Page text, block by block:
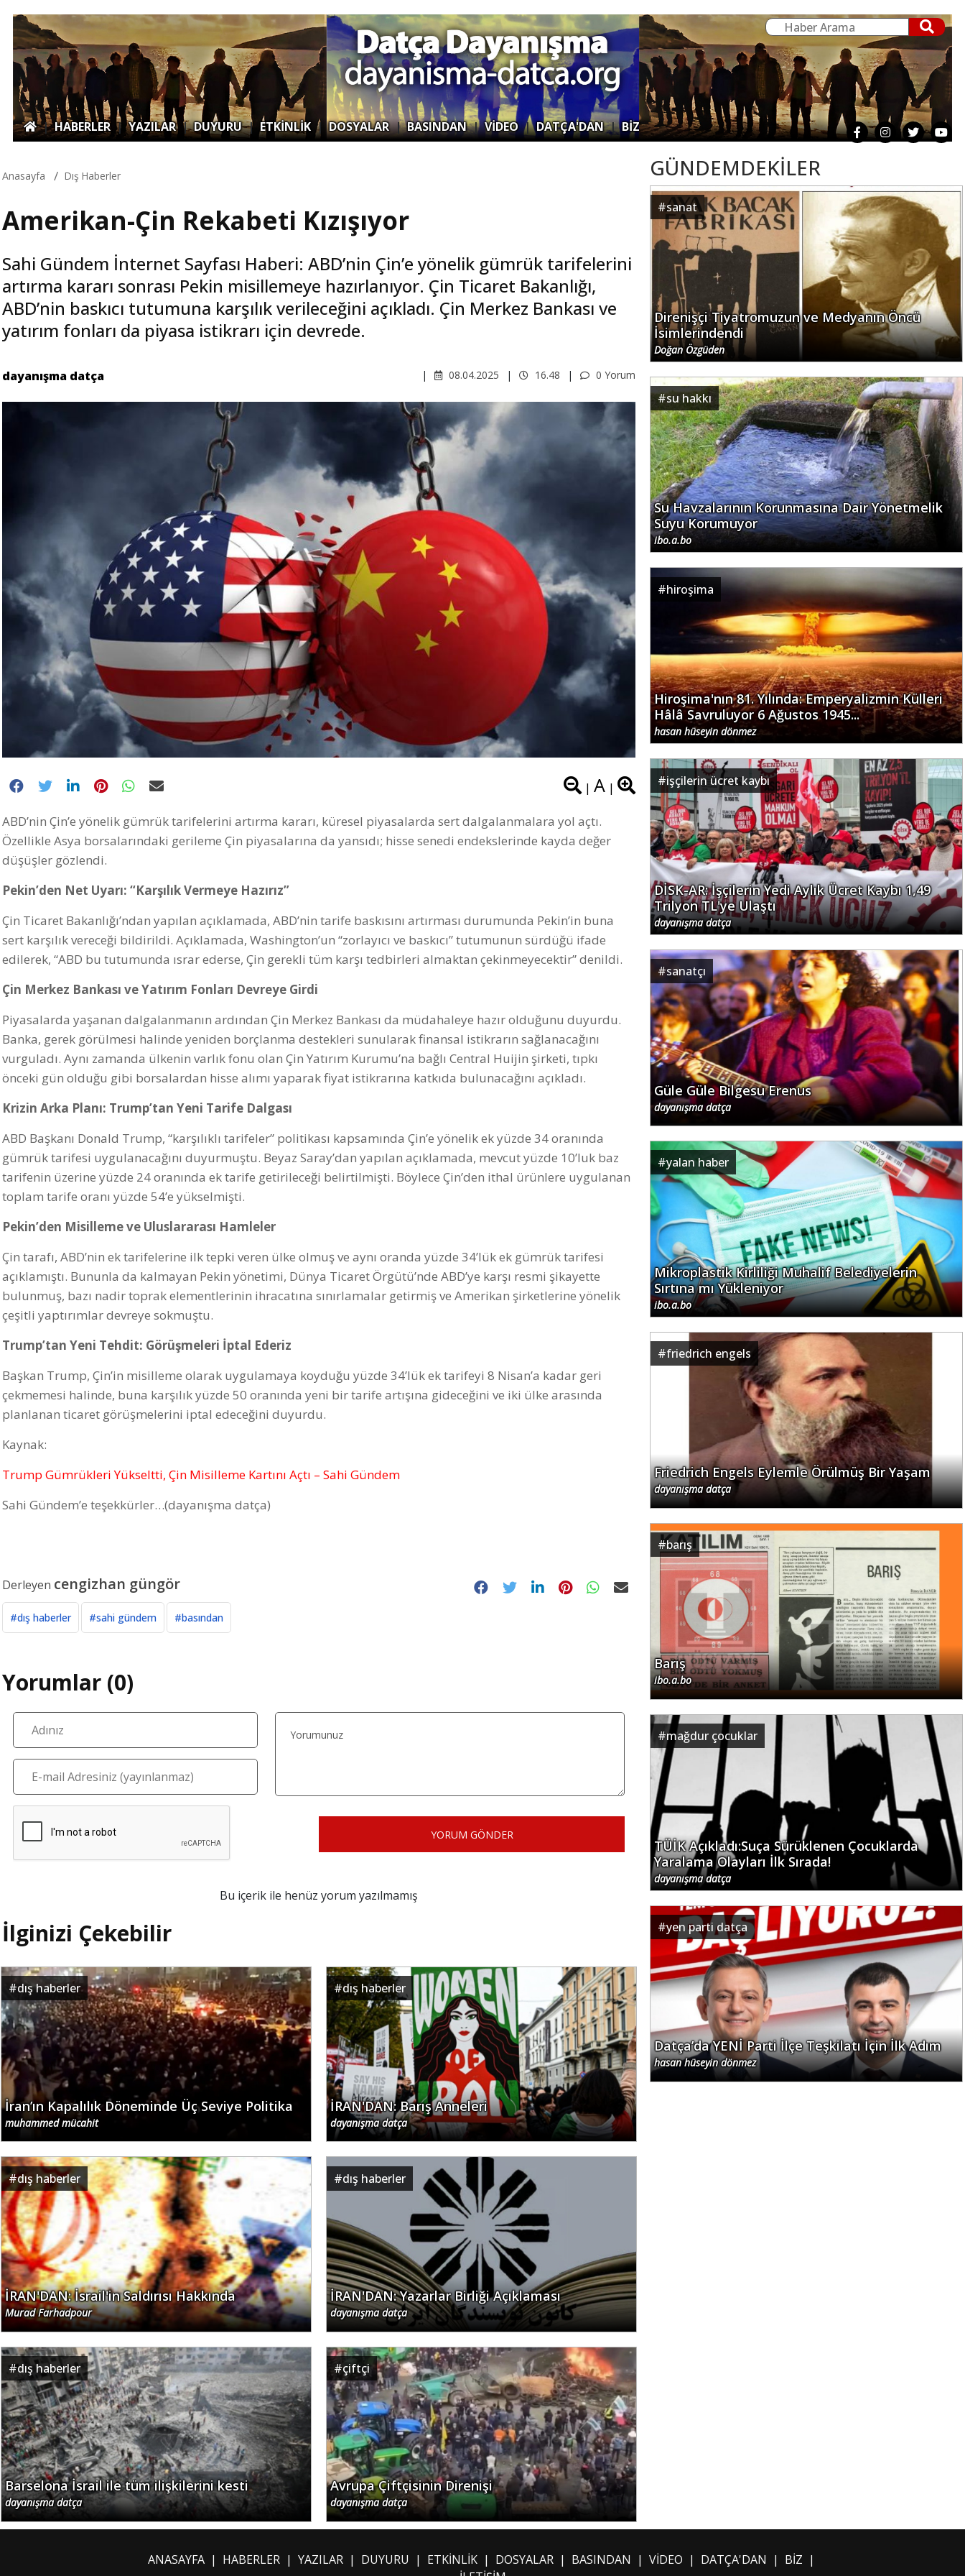
|HABERLER|YAZILAR|DUYURU| ETKİNLİK |DOSYALAR|BASINDAN|VİDEO|DATÇA'DAN|BİZ
Anasayfa Dış Haberler
Amerikan-Çin Rekabeti Kızışıyor
Sahi Gündem İnternet Sayfası Haberi: ABD’nin Çin’e yönelik gümrük tarifelerini
artırma kararı sonrası Pekin misillemeye hazırlanıyor. Çin Ticaret Bakanlığı,
ABD’nin baskıcı tutumuna karşılık verileceğini açıkladı. Çin Merkez Bankası ve
yatırım fonları da piyasa istikrarı için devrede.
dayanışma datça 0 Yorum
16.48
08.04.2025
| A |
ABD’nin Çin’e yönelik gümrük tarifelerini artırma kararı, küresel piyasalarda sert dalgalanmalara yol açtı.
Özellikle Asya borsalarındaki gerileme Çin piyasalarına da yansıdı; hisse senedi endekslerinde kayda değer
düşüşler gözlendi.
Pekin’den Net Uyarı: “Karşılık Vermeye Hazırız”
Çin Ticaret Bakanlığı’ndan yapılan açıklamada, ABD’nin tarife baskısını artırması durumunda Pekin’in buna
sert karşılık vereceği bildirildi. Açıklamada, Washington’un “zorlayıcı ve baskıcı” tutumunun sürdüğü ifade
edilerek, “ABD bu tutumunda ısrar ederse, Çin gerekli tüm karşı tedbirleri almaktan çekinmeyecektir” denildi.
Çin Merkez Bankası ve Yatırım Fonları Devreye Girdi
Piyasalarda yaşanan dalgalanmanın ardından Çin Merkez Bankası da müdahaleye hazır olduğunu duyurdu.
Banka, gerek görülmesi halinde yeniden borçlanma destekleri sunularak finansal istikrarın sağlanacağını
vurguladı. Aynı zamanda ülkenin varlık fonu olan Çin Yatırım Kurumu’na bağlı Central Huijin şirketi, tıpkı
önceki gün olduğu gibi borsalardan hisse alımı yaparak fiyat istikrarına katkıda bulunacağını açıkladı.
Krizin Arka Planı: Trump’tan Yeni Tarife Dalgası
ABD Başkanı Donald Trump, “karşılıklı tarifeler” politikası kapsamında Çin’e yönelik ek yüzde 34 oranında
gümrük tarifesi uygulanacağını duyurmuştu. Beyaz Saray’dan yapılan açıklamada, mevcut yüzde 10’luk baz
tarifenin üzerine yüzde 24 oranında ek tarife getirileceği belirtilmişti. Böylece Çin’den ithal ürünlere uygulanan
toplam tarife oranı yüzde 54’e yükselmişti.
Pekin’den Misilleme ve Uluslararası Hamleler
Çin tarafı, ABD’nin ek tarifelerine ilk tepki veren ülke olmuş ve aynı oranda yüzde 34’lük ek gümrük tarifesi
açıklamıştı. Bununla da kalmayan Pekin yönetimi, Dünya Ticaret Örgütü’nde ABD’ye karşı resmi şikayette
bulunmuş, bazı nadir toprak elementlerinin ihracatına sınırlamalar getirmiş ve Amerikan şirketlerine yönelik
çeşitli yaptırımlar devreye sokmuştu.
Trump’tan Yeni Tehdit: Görüşmeleri İptal Ederiz
Başkan Trump, Çin’in misilleme olarak uygulamaya koyduğu yüzde 34’lük ek tarifeyi 8 Nisan’a kadar geri
çekmemesi halinde, buna karşılık yüzde 50 oranında yeni bir tarife artışına gideceğini ve iki ülke arasında
planlanan ticaret görüşmelerini iptal edeceğini duyurdu.
Kaynak:
Trump Gümrükleri Yükseltti, Çin Misilleme Kartını Açtı – Sahi Gündem
Sahi Gündem’e teşekkürler…(dayanışma datça)
Derleyen cengizhan güngör
#dış haberler #sahi gündem #basından
Yorumlar (0)
YORUM GÖNDER
Bu içerik ile henüz yorum yazılmamış
İlginizi Çekebilir
#dış haberler
İran’ın Kapalılık Döneminde Üç Seviye Politika
muhammed mücahit
#dış haberler
İRAN'DAN: Barış Anneleri
dayanışma datça
#dış haberler
İRAN'DAN: İsrail'in Saldırısı Hakkında
Murad Farhadpour
#dış haberler
İRAN'DAN: Yazarlar Birliği Açıklaması
dayanışma datça
#dış haberler
Barselona İsrail ile tüm ilişkilerini kesti
dayanışma datça
#çiftçi
Avrupa Çiftçisinin Direnişi
dayanışma datça
GÜNDEMDEKİLER
#sanat
Direnişçi Tiyatromuzun ve Medyanın Öncü
İsimlerindendi
Doğan Özgüden
#su hakkı
Su Havzalarının Korunmasına Dair Yönetmelik
Suyu Korumuyor
ibo.a.bo
#hiroşima
Hiroşima'nın 81. Yılında: Emperyalizmin Külleri
Hâlâ Savruluyor 6 Ağustos 1945...
hasan hüseyin dönmez
#işçilerin ücret kaybı
DİSK-AR: İşçilerin Yedi Aylık Ücret Kaybı 1,49
Trilyon TL'ye Ulaştı
dayanışma datça
#sanatçı
Güle Güle Bilgesu Erenus
dayanışma datça
#yalan haber
Mikroplastik Kirliliği Muhalif Belediyelerin
Sırtına mı Yükleniyor
ibo.a.bo
#friedrich engels
Friedrich Engels Eylemle Örülmüş Bir Yaşam
dayanışma datça
#barış
Barış
ibo.a.bo
#mağdur çocuklar
TÜİK Açıkladı:Suça Sürüklenen Çocuklarda
Yaralama Olayları İlk Sırada!
dayanışma datça
#yen parti datça
Datça’da YENİ Parti İlçe Teşkilatı İçin İlk Adım
hasan hüseyin dönmez
ANASAYFA| HABERLER| YAZILAR| DUYURU | ETKİNLİK| DOSYALAR| BASINDAN | VİDEO | DATÇA'DAN | BİZ |